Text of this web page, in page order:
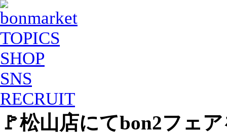
TOPICS
SHOP
SNS
RECRUIT
🚩松山店にてbon2フェ